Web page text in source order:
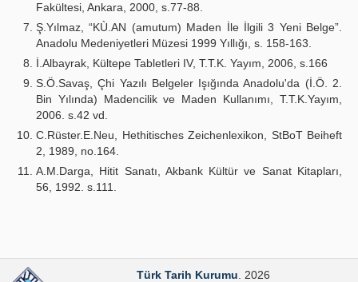
Fakültesi, Ankara, 2000, s.77-88.
Ş.Yılmaz, “KÙ.AN (amutum) Maden İle İlgili 3 Yeni Belge”.
Anadolu Medeniyetleri Müzesi 1999 Yıllığı, s. 158-163.
İ.Albayrak, Kültepe Tabletleri IV, T.T.K. Yayım, 2006, s.166
S.Ö.Savaş, Çhi Yazılı Belgeler Işığında Anadolu'da (İ.Ö. 2.
Bin Yılında) Madencilik ve Maden Kullanımı, T.T.K.Yayım,
2006. s.42 vd.
C.Rüster.E.Neu, Hethitisches Zeichenlexikon, StBoT Beiheft
2, 1989, no.164.
A.M.Darga, Hitit Sanatı, Akbank Kültür ve Sanat Kitapları,
56, 1992. s.111.
Türk Tarih Kurumu . 2026